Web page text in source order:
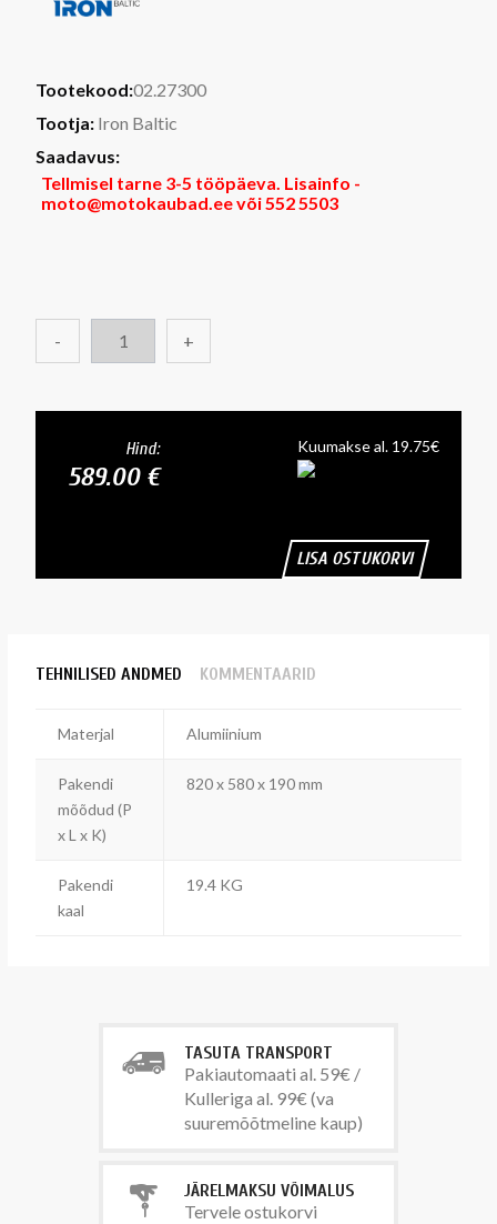
Tootekood:02.27300
Tootja: Iron Baltic
Saadavus:
Tellmisel tarne 3-5 tööpäeva. Lisainfo -
moto@motokaubad.ee või 552 5503
- +
Hind:
589.00 €
Kuumakse al. 19.75€
LISA OSTUKORVI
TEHNILISED ANDMED KOMMENTAARID
Materjal Alumiinium
Pakendi
mõõdud (P
x L x K)
820 x 580 x 190 mm
Pakendi
kaal
19.4 KG
TASUTA TRANSPORT
Pakiautomaati al. 59€ /
Kulleriga al. 99€ (va
suuremõõtmeline kaup)
JÄRELMAKSU VÕIMALUS
Tervele ostukorvi